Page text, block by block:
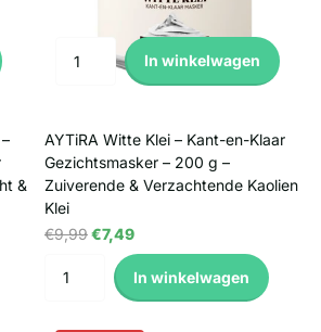
&
In winkelwagen
AYTiRA Witte Klei – Kant-en-Klaar
Gezichtsmasker – 200 g –
Zuiverende & Verzachtende Kaolien
Klei
€9,99€7,49
In winkelwagen